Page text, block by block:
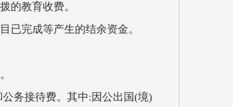
的教育收费。
已完成等产生的结余资金。
务接待费。其中:因公出国(境)